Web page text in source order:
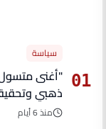
01
سياسة
ذهبي
منذ 6 أيام